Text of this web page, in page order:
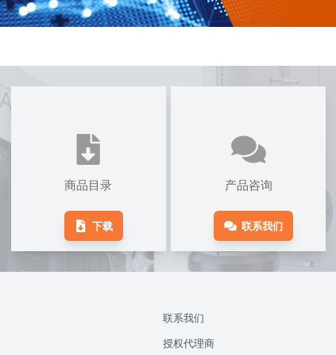
商品目录
下载
产品咨询
联系我们
联系我们
授权代理商